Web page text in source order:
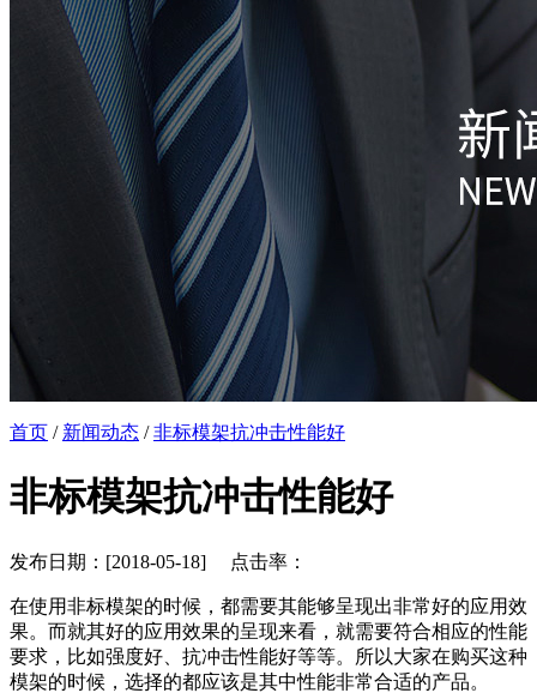
首页 / 新闻动态 /非标模架抗冲击性能好
非标模架抗冲击性能好
发布日期：[2018-05-18] 点击率：
在使用非标模架的时候，都需要其能够呈现出非常好的应用效
果。而就其好的应用效果的呈现来看，就需要符合相应的性能
要求，比如强度好、抗冲击性能好等等。所以大家在购买这种
模架的时候，选择的都应该是其中性能非常合适的产品。